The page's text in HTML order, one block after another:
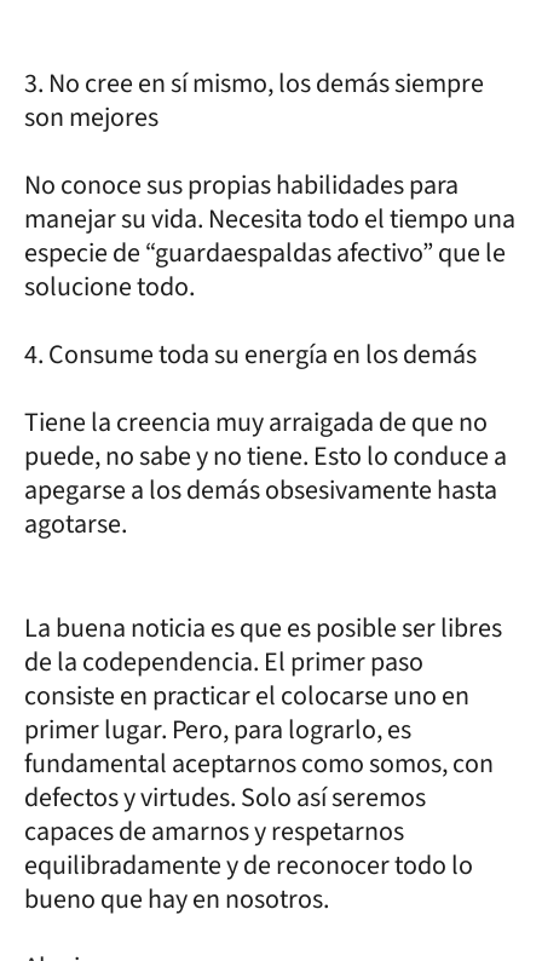
3. No cree en sí mismo, los demás siempre
son mejores
No conoce sus propias habilidades para
manejar su vida. Necesita todo el tiempo una
especie de “guardaespaldas afectivo” que le
solucione todo.
4. Consume toda su energía en los demás
Tiene la creencia muy arraigada de que no
puede, no sabe y no tiene. Esto lo conduce a
apegarse a los demás obsesivamente hasta
agotarse.
La buena noticia es que es posible ser libres
de la codependencia. El primer paso
consiste en practicar el colocarse uno en
primer lugar. Pero, para lograrlo, es
fundamental aceptarnos como somos, con
defectos y virtudes. Solo así seremos
capaces de amarnos y respetarnos
equilibradamente y de reconocer todo lo
bueno que hay en nosotros.